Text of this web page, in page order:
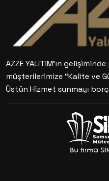
AZZE YALITIM’ın
müşterilerimize “Kalite ve
Üstün Hizmet sunmayı